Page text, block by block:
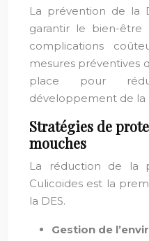
La prévention de la
garantir le bien-
complications
mesures préventives
place pour
développement de la
Stratégies de
mouches
La réduction de la
Culicoides est la
la DES.
Gestion de